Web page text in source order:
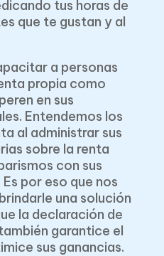
tus horas de
que te gustan y al
a personas
propia como
en sus
Entendemos los
al administrar sus
sobre la renta
con sus
por eso que nos
una solución
la declaración de
garantice el
sus ganancias.